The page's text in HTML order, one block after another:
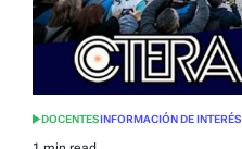
POSTED
IN
DOCENTESINFORMACIÓN DE INTERÉS